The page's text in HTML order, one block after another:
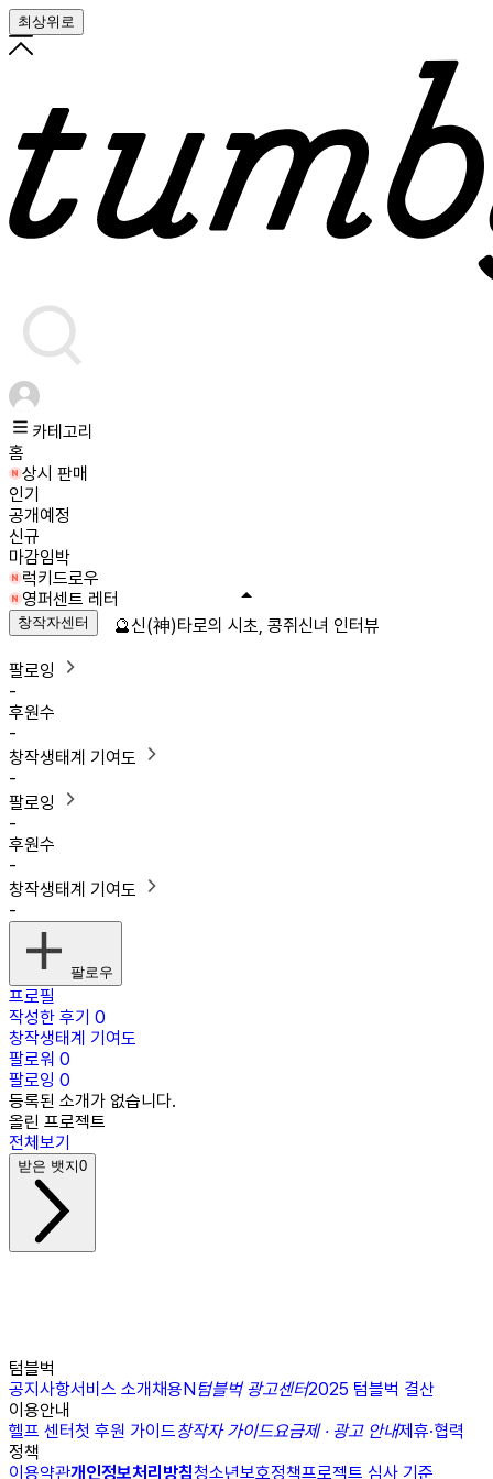
최상위로
카테고리
홈
상시 판매
인기
공개예정
신규
마감임박
럭키드로우
영퍼센트 레터
창작자센터
팔로잉
-
후원수
-
창작생태계 기여도
-
팔로잉
-
후원수
-
창작생태계 기여도
-
팔로우
프로필
작성한 후기 0
창작생태계 기여도
팔로워 0
팔로잉 0
등록된 소개가 없습니다.
올린 프로젝트
전체보기
받은 뱃지0
텀블벅
공지사항서비스 소개채용N텀블벅 광고센터2025 텀블벅 결산
이용안내
헬프 센터첫 후원 가이드창작자 가이드요금제 · 광고 안내제휴·협력
정책
이용약관개인정보처리방침청소년보호정책프로젝트 심사 기준
🔮신(神)타로의 시초, 콩쥐신녀 인터뷰